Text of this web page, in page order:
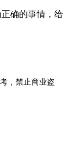
确的事情，给
，禁止商业盗